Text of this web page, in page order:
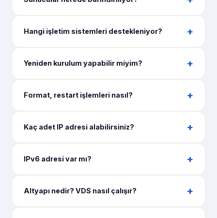
Hangi işletim sistemleri destekleniyor?
Yeniden kurulum yapabilir miyim?
Format, restart işlemleri nasıl?
Kaç adet IP adresi alabilirsiniz?
IPv6 adresi var mı?
Altyapı nedir? VDS nasıl çalışır?